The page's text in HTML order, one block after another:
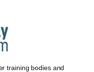
training bodies and